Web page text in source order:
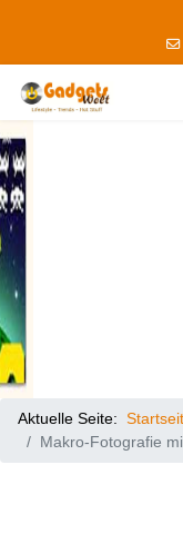
Aktuelle Seite:
Makro-Fotografie